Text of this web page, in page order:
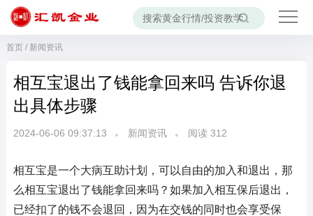
首页/ 新闻资讯
相互宝退出了钱能拿回来吗 告诉你退
出具体步骤
2024-06-06 09:37:13 新闻资讯 阅读 312
相互宝是一个大病互助计划，可以自由的加入和退出，那
么相互宝退出了钱能拿回来吗？如果加入相互保后退出，
已经扣了的钱不会退回，因为在交钱的同时也会享受保